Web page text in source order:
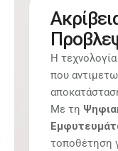
Η
που
Με τη
τοποθέτηση